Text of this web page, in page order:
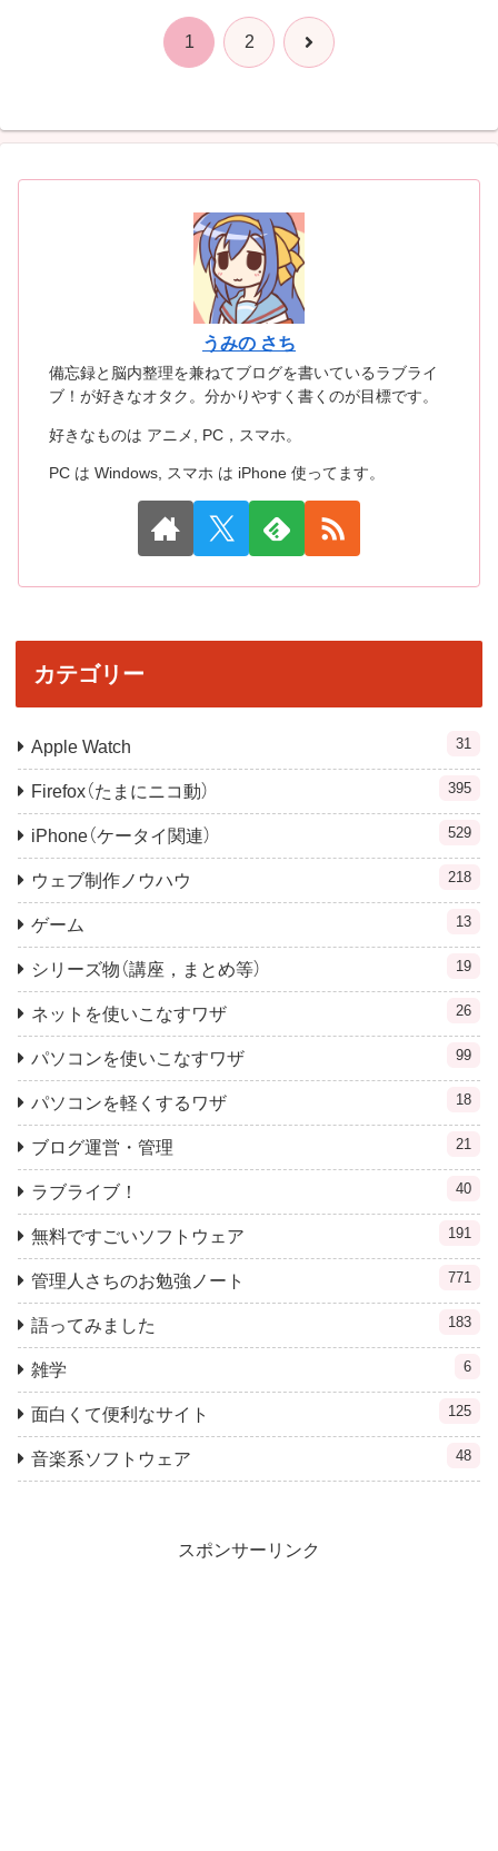
1 2 次
うみの さち
備忘録と脳内整理を兼ねてブログを書いているラブライ
ブ！が好きなオタク。分かりやすく書くのが目標です。
好きなものは アニメ, PC，スマホ。
PC は Windows, スマホ は iPhone 使ってます。
カテゴリー
Apple Watch 31
Firefox（たまにニコ動） 395
iPhone（ケータイ関連） 529
ウェブ制作ノウハウ 218
ゲーム 13
シリーズ物（講座，まとめ等） 19
ネットを使いこなすワザ 26
パソコンを使いこなすワザ 99
パソコンを軽くするワザ 18
ブログ運営・管理 21
ラブライブ！ 40
無料ですごいソフトウェア 191
管理人さちのお勉強ノート 771
語ってみました 183
雑学 6
面白くて便利なサイト 125
音楽系ソフトウェア 48
スポンサーリンク